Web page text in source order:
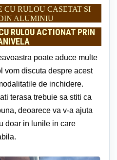
CU RULOU CASETAT SI
ALUMINIU
RULOU ACTIONAT PRIN
poate aduce multe
vom discuta despre acest
de inchidere.
terasa trebuie sa stiti ca
deoarece va v-a ajuta
doar in lunile in care